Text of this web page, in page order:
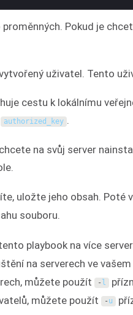
Pokud je
uživatel. Tento
cestu k lokálnímu
authorized_key .
na svůj server
uložte jeho obsah. Poté
souboru.
playbook na více
na serverech ve
můžete použít - l
můžete použít - u